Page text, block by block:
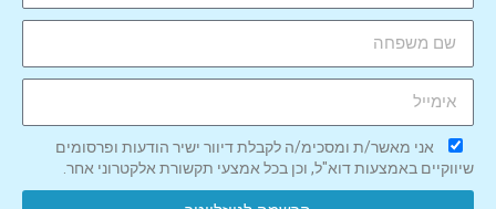
אני מאשר/ת ומסכימ/ה לקבלת דיוור ישיר הודעות ופרסומים
שיווקיים באמצעות דוא"ל, וכן בכל אמצעי תקשורת אלקטרוני אחר.